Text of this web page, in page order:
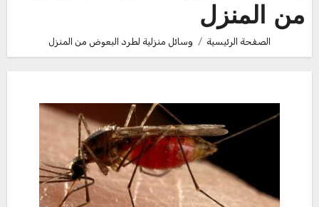
من المنزل
الصفحة الرئيسية وسائل منزلية لطرد البعوض من المنزل